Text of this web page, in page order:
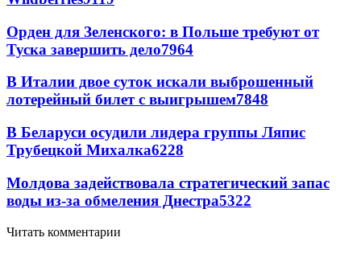
Орден для Зеленского: в Польше требуют от
Туска завершить дело7964
В Италии двое суток искали выброшенный
лотерейный билет с выигрышем7848
В Беларуси осудили лидера группы Ляпис
Трубецкой Михалка6228
Молдова задействовала стратегический запас
воды из-за обмеления Днестра5322
Читать комментарии